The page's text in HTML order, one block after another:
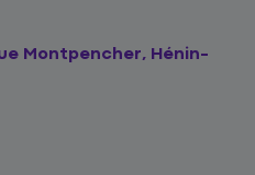
Montpencher, Hénin-